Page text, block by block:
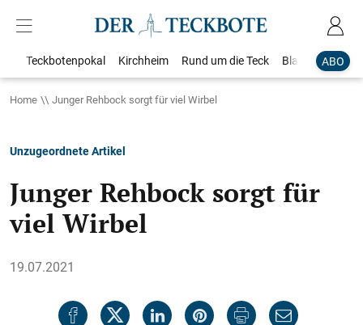
ABO
Teckbotenpokal Kirchheim Rund um die Teck Blaulicht
Home Junger Rehbock sorgt für viel Wirbel
Unzugeordnete Artikel
Junger Rehbock sorgt für
viel Wirbel
19.07.2021